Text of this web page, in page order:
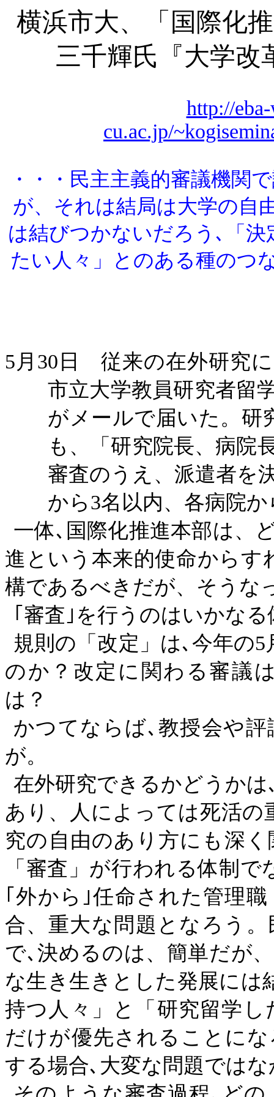
横浜市大、「国際化
三千輝氏『大学
http://
cu.ac.jp/
・・・民主主義的審議機関
が、それは結局は大学の自
は結びつかないだろう､「
たい人々」とのある種のつ
5月30日 従来の在外研究
市立大学教員研究者留
がメールで届いた。研
も、「研究院長、病院
審査のうえ、派遣者を
から3名以内、各病院か
一体､国際化推進本部は
進という本来的使命からす
構であるべきだが、そうな
｢審査｣を行うのはいかな
規則の「改定」は､今年の5
のか？改定に関わる審議
は？
かつてならば､教授会や
が。
在外研究できるかどうか
あり、人によっては死活の
究の自由のあり方にも深
「審査」が行われる体制
｢外から｣任命された管理
合、重大な問題となろう
で､決めるのは、簡単だが
な生き生きとした発展には
持つ人々」と「研究留学
だけが優先されることに
する場合､大変な問題では